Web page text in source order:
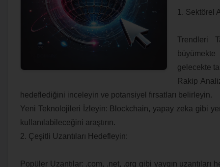
1. Sektörel
Trendleri
gelecekte
Rakip
hedeflediğini inceleyin ve potansiyel fırsatları belirleyin.
Yeni Teknolojileri İzleyin: Blockchain, yapay zeka gibi
kullanılabileceğini araştırın.
2. Çeşitli Uzantıları Hedefleyin:
Popüler Uzantılar: .com, .net, .org gibi yaygın